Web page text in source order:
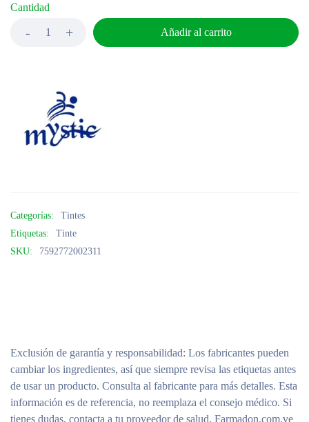
Cantidad
Añadir al carrito
Categorías:
Tintes
Etiquetas:
Tinte
SKU:
7592772002311
Exclusión de garantía y responsabilidad: Los fabricantes pueden
cambiar los ingredientes, así que siempre revisa las etiquetas antes
de usar un producto. Consulta al fabricante para más detalles. Esta
información es de referencia, no reemplaza el consejo médico. Si
tienes dudas, contacta a tu proveedor de salud. Farmadon.com.ve